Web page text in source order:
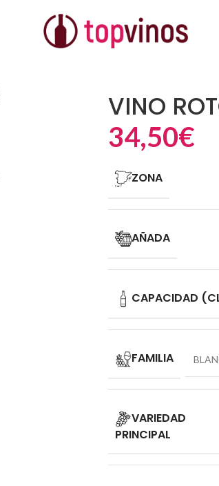
VINO
34,50€
ZONA
AÑADA
CAPACIDAD
FAMILIA
VARIEDAD
PRINCIPAL